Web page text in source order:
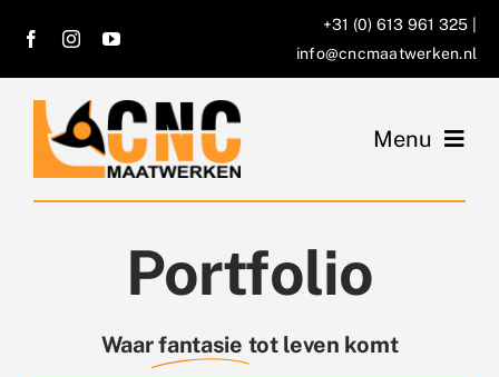
naar
inhoud
+31 (0) 613 961 325
info@cncmaatwerken.nl
Menu
Portfolio
Waarfantasie tot leven komt